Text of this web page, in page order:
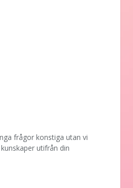
frågor konstiga utan vi
utifrån din